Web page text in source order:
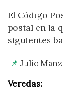
El Código
postal en la
siguientes
Julio
Veredas: